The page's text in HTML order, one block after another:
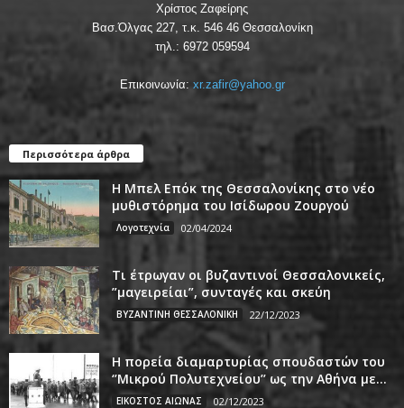
Χρίστος Ζαφείρης
Βασ.Όλγας 227, τ.κ. 546 46 Θεσσαλονίκη
τηλ.: 6972 059594
Επικοινωνία: xr.zafir@yahoo.gr
Περισσότερα άρθρα
Η Μπελ Επόκ της Θεσσαλονίκης στο νέο
μυθιστόρημα του Ισίδωρου Ζουργού
Λογοτεχνία 02/04/2024
Τι έτρωγαν οι βυζαντινοί Θεσσαλονικείς,
”μαγειρείαι”, συνταγές και σκεύη
ΒΥΖΑΝΤΙΝΗ ΘΕΣΣΑΛΟΝΙΚΗ 22/12/2023
Η πορεία διαμαρτυρίας σπουδαστών του
‘’Μικρού Πολυτεχνείου’’ ως την Αθήνα με...
ΕΙΚΟΣΤΟΣ ΑΙΩΝΑΣ 02/12/2023